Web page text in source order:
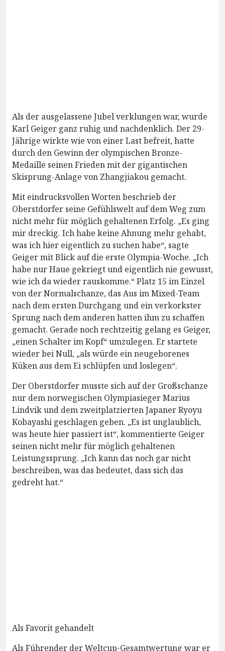
Als der ausgelassene Jubel verklungen war, wurde
Karl Geiger ganz ruhig und nachdenklich. Der 29-
Jährige wirkte wie von einer Last befreit, hatte
durch den Gewinn der olympischen Bronze-
Medaille seinen Frieden mit der gigantischen
Skisprung-Anlage von Zhangjiakou gemacht.
Mit eindrucksvollen Worten beschrieb der
Oberstdorfer seine Gefühlswelt auf dem Weg zum
nicht mehr für möglich gehaltenen Erfolg. „Es ging
mir dreckig. Ich habe keine Ahnung mehr gehabt,
was ich hier eigentlich zu suchen habe“, sagte
Geiger mit Blick auf die erste Olympia-Woche. „Ich
habe nur Haue gekriegt und eigentlich nie gewusst,
wie ich da wieder rauskomme.“ Platz 15 im Einzel
von der Normalschanze, das Aus im Mixed-Team
nach dem ersten Durchgang und ein verkorkster
Sprung nach dem anderen hatten ihm zu schaffen
gemacht. Gerade noch rechtzeitig gelang es Geiger,
„einen Schalter im Kopf“ umzulegen. Er startete
wieder bei Null, „als würde ein neugeborenes
Küken aus dem Ei schlüpfen und loslegen“.
Der Oberstdorfer musste sich auf der Großschanze
nur dem norwegischen Olympiasieger Marius
Lindvik und dem zweitplatzierten Japaner Ryoyu
Kobayashi geschlagen geben. „Es ist unglaublich,
was heute hier passiert ist“, kommentierte Geiger
seinen nicht mehr für möglich gehaltenen
Leistungssprung. „Ich kann das noch gar nicht
beschreiben, was das bedeutet, dass sich das
gedreht hat.“
Als Favorit gehandelt
Als Führender der Weltcup-Gesamtwertung war er